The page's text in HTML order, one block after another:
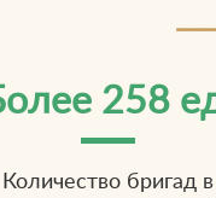
258
Количество бригад в